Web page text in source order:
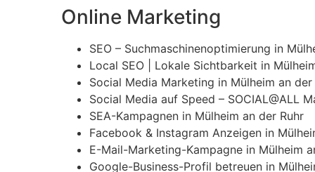
Online Marketing
SEO – Suchmaschinenoptimierung in
Local SEO | Lokale Sichtbarkeit in
Social Media Marketing in Mülheim an der
Social Media auf Speed – SOCIAL@ALL
SEA-Kampagnen in Mülheim an der Ruhr
Facebook & Instagram Anzeigen in
E-Mail-Marketing-Kampagne in Mülheim
Google-Business-Profil betreuen in